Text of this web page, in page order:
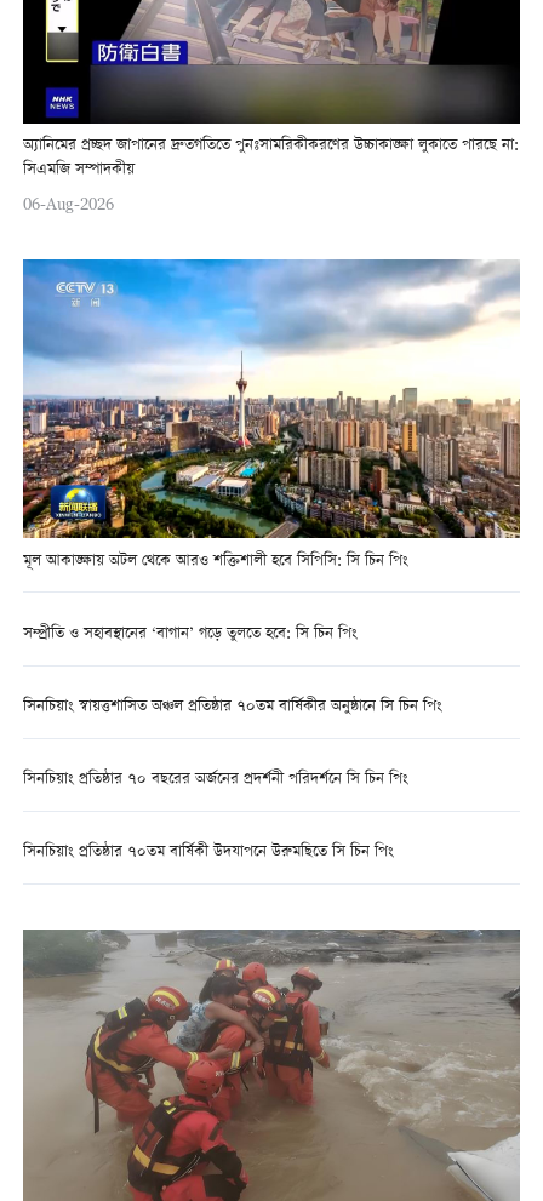
অ্যানিমের প্রচ্ছদ জাপানের দ্রুতগতিতে পুনঃসামরিকীকরণের উচ্চাকাঙ্ক্ষা লুকাতে পারছে না:
সিএমজি সম্পাদকীয়
06-Aug-2026
মূল আকাঙ্ক্ষায় অটল থেকে আরও শক্তিশালী হবে সিপিসি: সি চিন পিং
সম্প্রীতি ও সহাবস্থানের ‘বাগান’ গড়ে তুলতে হবে: সি চিন পিং
সিনচিয়াং স্বায়ত্তশাসিত অঞ্চল প্রতিষ্ঠার ৭০তম বার্ষিকীর অনুষ্ঠানে সি চিন পিং
সিনচিয়াং প্রতিষ্ঠার ৭০ বছরের অর্জনের প্রদর্শনী পরিদর্শনে সি চিন পিং
সিনচিয়াং প্রতিষ্ঠার ৭০তম বার্ষিকী উদযাপনে উরুমছিতে সি চিন পিং